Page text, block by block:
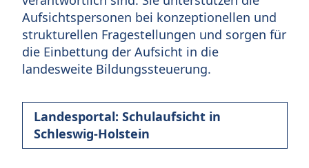
Aufsichtspersonen bei konzeptionellen und
strukturellen Fragestellungen und sorgen für
die Einbettung der Aufsicht in die
landesweite Bildungssteuerung.
Landesportal: Schulaufsicht in
Schleswig-Holstein